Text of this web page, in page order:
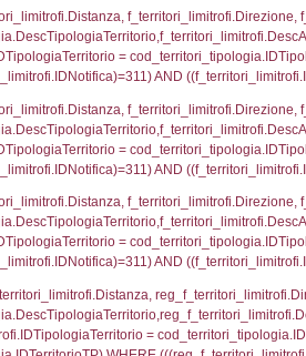
sql: SELECT * FROM
sql: SELECT Ispezione,
executionMS:
sql: SELECT
f_confini_stato.IDNotifica =
sql: SELECT
el_comuni.IstProvincia =
el_comuni.IstComune WHERE